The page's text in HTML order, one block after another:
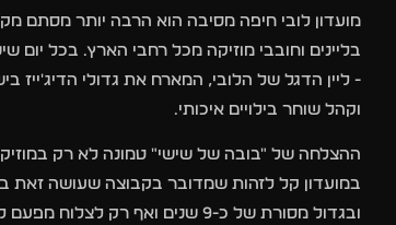
בליינים וחובבי מוזיקה מכל רחבי הארץ. בכל
- ליין הדגל של הלובי, המארח את גדולי הדיג'ייז
וקהל שוחר בילויים איכותי.
ההצלחה של "בובה של שישי" טמונה לא רק במוזיקה
ובגדול מסורת של כ-9 שנים ואף רק לצלוח מפעם לפעם.